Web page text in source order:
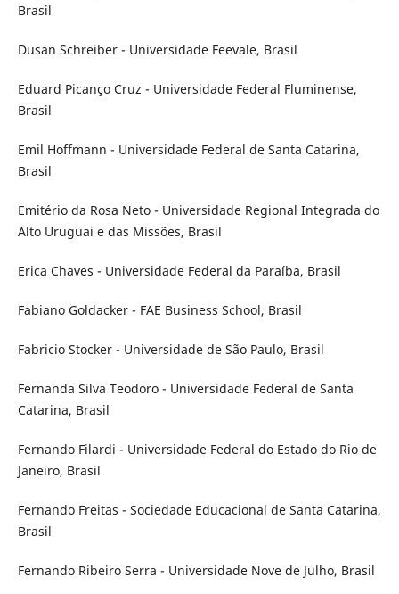
Brasil
Dusan Schreiber - Universidade Feevale, Brasil
Eduard Picanço Cruz - Universidade Federal Fluminense,
Brasil
Emil Hoffmann - Universidade Federal de Santa Catarina,
Brasil
Emitério da Rosa Neto - Universidade Regional Integrada do
Alto Uruguai e das Missões, Brasil
Erica Chaves - Universidade Federal da Paraíba, Brasil
Fabiano Goldacker - FAE Business School, Brasil
Fabricio Stocker - Universidade de São Paulo, Brasil
Fernanda Silva Teodoro - Universidade Federal de Santa
Catarina, Brasil
Fernando Filardi - Universidade Federal do Estado do Rio de
Janeiro, Brasil
Fernando Freitas - Sociedade Educacional de Santa Catarina,
Brasil
Fernando Ribeiro Serra - Universidade Nove de Julho, Brasil